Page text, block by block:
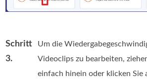
Schritt
3.
Um die
Videoclips zu bearbeiten,
einfach hinein oder klicken Sie